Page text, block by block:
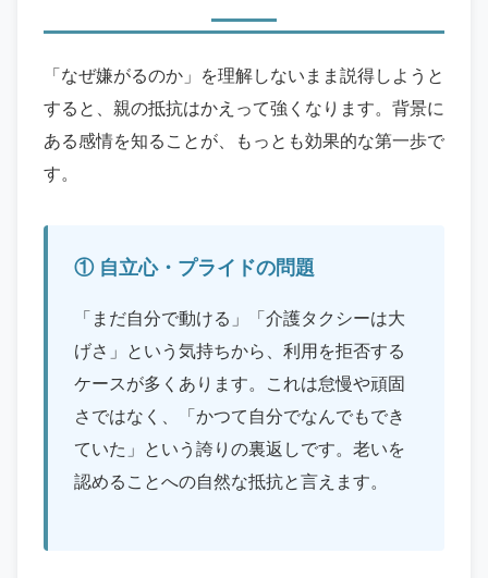
「なぜ嫌がるのか」を理解しないまま説得しようと
すると、親の抵抗はかえって強くなります。背景に
ある感情を知ることが、もっとも効果的な第一歩で
す。
① 自立心・プライドの問題
「まだ自分で動ける」「介護タクシーは大
げさ」という気持ちから、利用を拒否する
ケースが多くあります。これは怠慢や頑固
さではなく、「かつて自分でなんでもでき
ていた」という誇りの裏返しです。老いを
認めることへの自然な抵抗と言えます。